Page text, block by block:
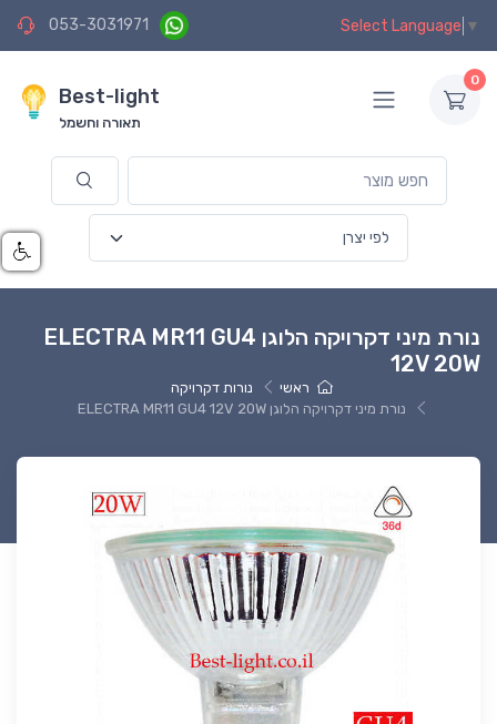
053-3031971 Select Language ▼
Best-light
תאורה וחשמל
0
נורת מיני דקרויקה הלוגן ELECTRA MR11 GU4
12V 20W
ראשי
נורות דקרויקה
נורת מיני דקרויקה הלוגן ELECTRA MR11 GU4 12V 20W